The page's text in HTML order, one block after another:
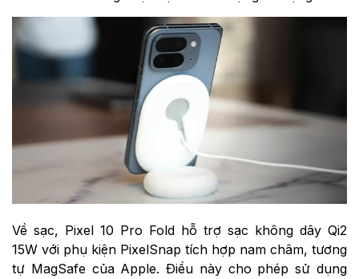
Về sạc, Pixel 10 Pro Fold hỗ trợ sạc không dây Qi2
15W với phụ kiện PixelSnap tích hợp nam châm, tương
tự MagSafe của Apple. Điều này cho phép sử dụng